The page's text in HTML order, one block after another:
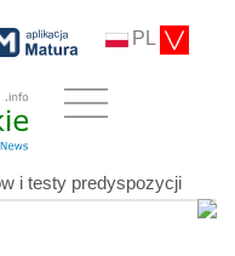
PL
i testy predyspozycji